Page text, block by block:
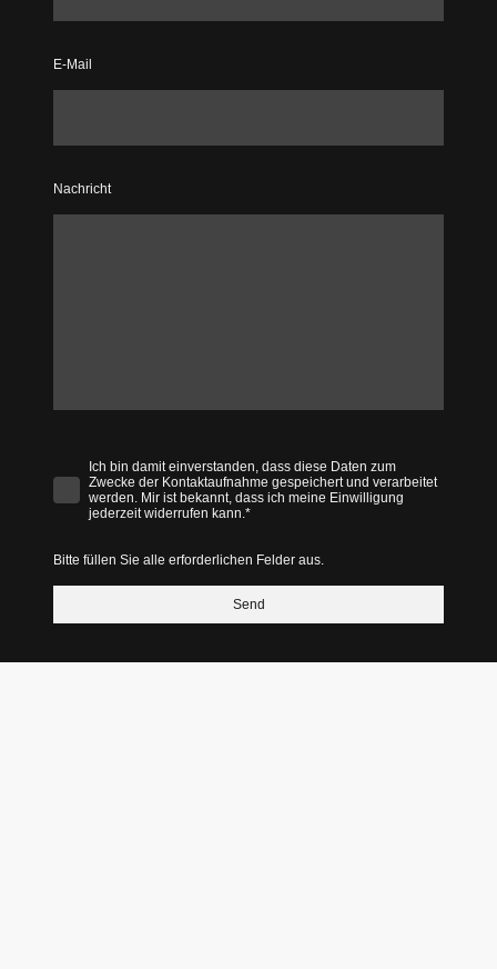
E-Mail
Nachricht
Ich bin damit einverstanden, dass diese Daten zum
Zwecke der Kontaktaufnahme gespeichert und verarbeitet
werden. Mir ist bekannt, dass ich meine Einwilligung
jederzeit widerrufen kann.*
Bitte füllen Sie alle erforderlichen Felder aus.
Send